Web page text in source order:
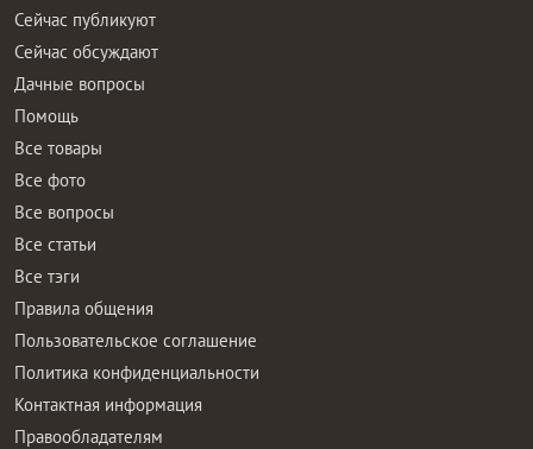
Сейчас публикуют
Сейчас обсуждают
Дачные вопросы
Помощь
Все товары
Все фото
Все вопросы
Все статьи
Все тэги
Правила общения
Пользовательское соглашение
Политика конфиденциальности
Контактная информация
Правообладателям